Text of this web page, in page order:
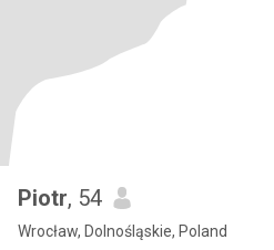
Piotr, 54
Wrocław, Dolnośląskie, Poland